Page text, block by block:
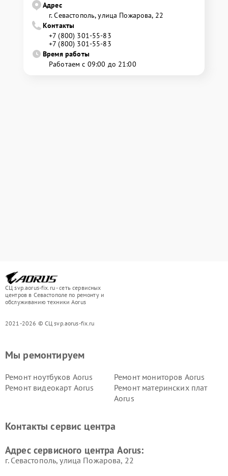
Адрес
г. Севастополь, улица Пожарова, 22
Контакты
+7 (800) 301-55-83
+7 (800) 301-55-83
Время работы
Работаем с 09:00 до 21:00
СЦ svp.aorus-fix.ru - сеть сервисных
центров в Севастополе по ремонту и
обслуживанию техники Aorus
2021-2026 © СЦ svp.aorus-fix.ru
Мы ремонтируем
Ремонт ноутбуков Aorus
Ремонт мониторов Aorus
Ремонт видеокарт Aorus
Ремонт материнских плат
Aorus
Контакты сервис центра
Адрес сервисного центра Aorus:
г. Севастополь, улица Пожарова, 22